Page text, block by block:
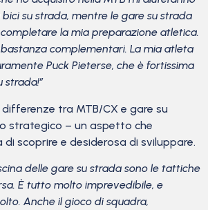
su strada, mentre le gare su strada
la mia preparazione atletica.
complementari. La mia atleta
Puck Pieterse, che è fortissima
strada!”
tra MTB/CX e gare su
strategico – un aspetto che
di scoprire e desiderosa di sviluppare.
delle gare su strada sono le tattiche
È tutto molto imprevedibile, e
Anche il gioco di squadra,